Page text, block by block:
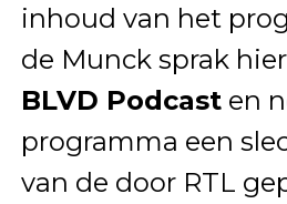
inhoud van het
de Munck sprak
BLVD Podcasten
programma een
van de door RTL